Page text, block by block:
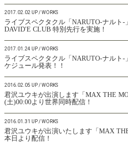
2017.02.02 UP WORKS
ライブスペクタクル「NARUTO-ナルト
DAVID'E CLUB 特別先行を実施！
2017.01.24 UP WORKS
ライブスペクタクル「NARUTO-ナル
ケジュール発表！！
2016.02.05 UP WORKS
君沢ユウキが出演します「MAX THE
(土)00:00より世界同時配信！
2016.01.31 UP WORKS
君沢ユウキが出演いたします「MAX
本日より配信！